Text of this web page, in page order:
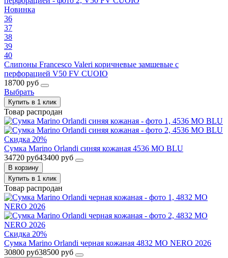
Новинка
36
37
38
39
40
Слипоны Francesco Valeri коричневые замшевые с
перфорацией V50 FV CUOIO
18700 руб
Выбрать
Купить в 1 клик
Товар распродан
Скидка 20%
Сумка Marino Orlandi синяя кожаная 4536 MO BLU
34720 руб43400 руб
В корзину
Купить в 1 клик
Товар распродан
Скидка 20%
Сумка Marino Orlandi черная кожаная 4832 MO NERO 2026
30800 руб38500 руб